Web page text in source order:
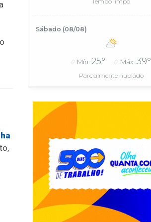
Sábado (08/08)
Mín. 25° Máx.39°
Parcialmente nublado